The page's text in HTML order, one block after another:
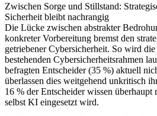
Zwischen Sorge und Stillstand:
Sicherheit bleibt nachrangig
Die Lücke zwischen abstrakter
konkreter Vorbereitung bremst den
getriebener Cybersicherheit. So wird
bestehenden Cybersicherheitsrahmen
befragten Entscheider (35 %) aktuell
überlassen dies weitgehend unkritisch
16 % der Entscheider wissen
selbst KI eingesetzt wird.